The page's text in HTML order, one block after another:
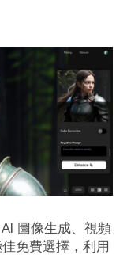
圖像生成、視頻
免費選擇，利用